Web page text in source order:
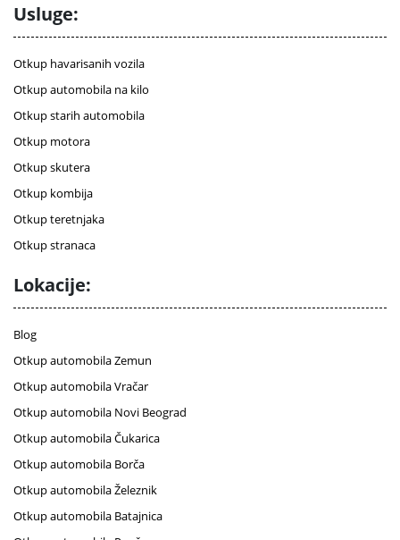
Usluge:
Otkup havarisanih vozila
Otkup automobila na kilo
Otkup starih automobila
Otkup motora
Otkup skutera
Otkup kombija
Otkup teretnjaka
Otkup stranaca
Lokacije:
Blog
Otkup automobila Zemun
Otkup automobila Vračar
Otkup automobila Novi Beograd
Otkup automobila Čukarica
Otkup automobila Borča
Otkup automobila Železnik
Otkup automobila Batajnica